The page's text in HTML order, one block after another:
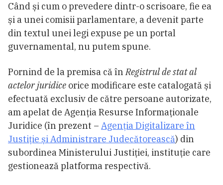
Când și cum o prevedere dintr-o scrisoare, fie ea
și a unei comisii parlamentare, a devenit parte
din textul unei legi expuse pe un portal
guvernamental, nu putem spune.
Pornind de la premisa că înRegistrul de stat al
actelor juridice orice modificare este catalogată și
efectuată exclusiv de către persoane autorizate,
am apelat de Agenția Resurse Informaționale
Juridice (în prezent – Agenția Digitalizare în
Justiție și Administrare Judecătorească) din
subordinea Ministerului Justiției, instituție care
gestionează platforma respectivă.